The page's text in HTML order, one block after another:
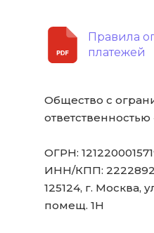
Правила
платежей
Общество с
ОГРН:
ИНН/КПП:
125124, г. Москва,
помещ. 1Н